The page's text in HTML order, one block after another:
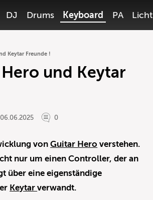
DJ Drums Keyboard PA Licht
Keytar Freunde !
und Keytar
06.06.2025 0
vonGuitar Hero verstehen.
nur um einen Controller, der an
über eine eigenständige
Keytarverwandt.